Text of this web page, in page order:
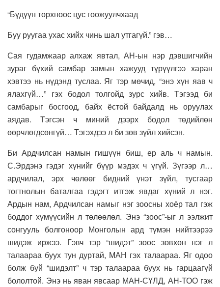
“Бүдүүн торхноос цус гоожуулчхаад
Буу руугаа ухас хийх чинь шал утгагүй.” гэв…
Сая гудамжаар алхаж явтал, АН-ын нэр дэвшигчийн
зураг бүхий самбар замын хажууд түрүүлгээ харан
хэвтээ нь нүдэнд туслаа. Яг тэр мөчид, “энэ хүн яав ч
ялахгүй…” гэх бодол толгойд зурс хийв. Тэгээд би
самбарыг босгоод, байх ёстой байдалд нь оруулах
аядав. Тэгсэн ч миний дээрх бодол төдийлөн
өөрчлөгдсөнгүй… Тэгэхдээ л би зөв зүйл хийсэн.
Би Ардчилсан намын гишүүн биш, ер аль ч намын.
С.Эрдэнэ гэдэг хүнийг бүүр мэдэх ч үгүй. Зүгээр л…
ардчилал, эрх чөлөөг бидний үнэт зүйл, тусгаар
тогтнолын баталгаа гэдэгт итгэж явдаг хүний л нэг.
Ардын нам, Ардчилсан намыг нэг зоосны хоёр тал гэж
боддог хүмүүсийн л төлөөлөл. Энэ “зоос”-ыг л ээлжит
сонгууль болгоноор Монголын ард түмэн нийтээрээ
шидэж иржээ. Гэвч тэр “шидэт” зоос зөвхөн нэг л
талаараа буух тун дуртай, МАН гэх талаараа. Яг одоо
болж буй “шидэлт” ч тэр талаараа буух нь гарцаагүй
бололтой. Энэ нь яван явсаар МАН-СҮЛД, АН-ТОО гэж